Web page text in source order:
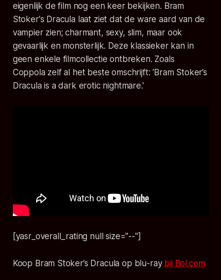
eigenlijk de film nog een keer bekijken. Bram
Stoker's Dracula laat ziet dat de ware aard van de
vampier zien; charmant, sexy, slim, maar ook
gevaarlijk en monsterlijk. Deze klassieker kan in
geen enkele filmcollectie ontbreken. Zoals
Coppola zelf al het beste omschrijft:‘Bram Stoker’s
Dracula is a dark erotic nightmare.’
[yasr_overall_rating null size="--"]
Koop Bram Stoker’s Dracula op blu-ray bij Bol.com